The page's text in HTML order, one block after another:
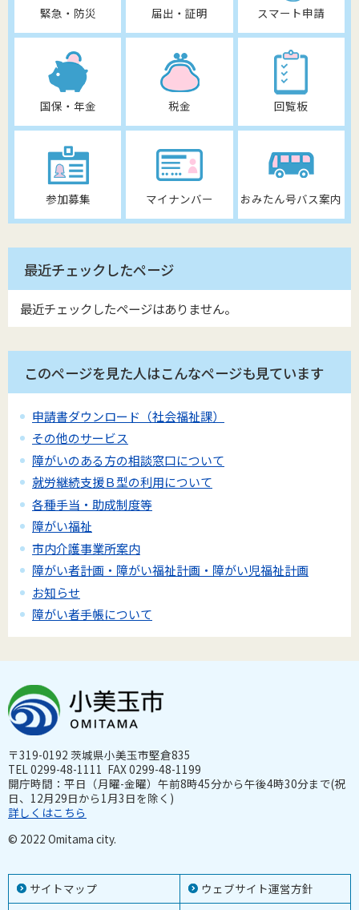
緊急・防災 届出・証明 スマート申請
国保・年金 税金 回覧板
参加募集 マイナンバー おみたん号バス案内
最近チェックしたページ
最近チェックしたページはありません。
このページを見た人はこんなページも見ています
申請書ダウンロード（社会福祉課）
その他のサービス
障がいのある方の相談窓口について
就労継続支援Ｂ型の利用について
各種手当・助成制度等
障がい福祉
市内介護事業所案内
障がい者計画・障がい福祉計画・障がい児福祉計画
お知らせ
障がい者手帳について
サイトマップ
ウェブサイト運営方針
〒319-0192 茨城県小美玉市堅倉835
TEL 0299-48-1111 FAX 0299-48-1199
開庁時間：平日（月曜-金曜）午前8時45分から午後4時30分まで(祝
日、12月29日から1月3日を除く)
詳しくはこちら
© 2022 Omitama city.